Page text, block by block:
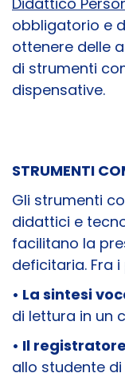
obbligatorio e
ottenere delle
di strumenti
dispensative.
STRUMENTI
Gli strumenti
didattici e
facilitano la
deficitaria. Fra
• La sintesi
di lettura in un
• Il registratore
allo studente